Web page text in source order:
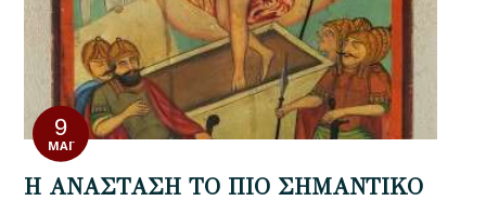
9
ΜΆΙ
Η ΑΝΑΣΤΑΣΗ ΤΟ ΠΙΟ ΣΗΜΑΝΤΙΚΟ